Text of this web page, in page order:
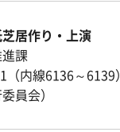
居作り・上演
課
内線6136～6139）
員会）